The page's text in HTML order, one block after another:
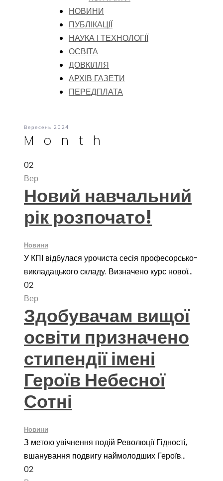
НОВИНИ
ПУБЛІКАЦІЇ
НАУКА І ТЕХНОЛОГІЇ
ОСВІТА
ДОВКІЛЛЯ
АРХІВ ГАЗЕТИ
ПЕРЕДПЛАТА
Вересень 2024
Month
02
Вер
Новий навчальний
рік розпочато!
Новини
У КПІ відбулася урочиста сесія професорсько-
викладацького складу. Визначено курс нової...
02
Вер
Здобувачам вищої
освіти призначено
стипендії імені
Героїв Небесної
Сотні
Новини
З метою увічнення подій Революції Гідності,
вшанування подвигу наймолодших Героїв...
02